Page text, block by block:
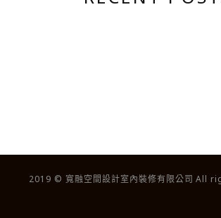
2019 © 寬融空間設計室內裝修有限公司 All